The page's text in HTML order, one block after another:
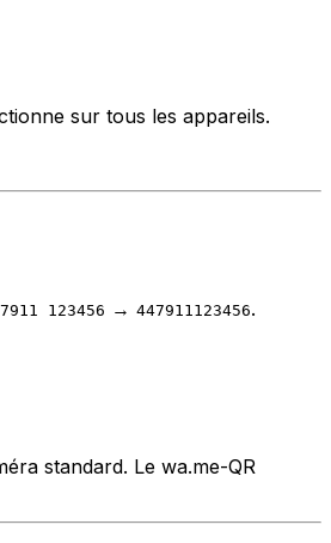
sur tous les appareils.
123456 → 447911123456.
standard. Le wa.me-QR